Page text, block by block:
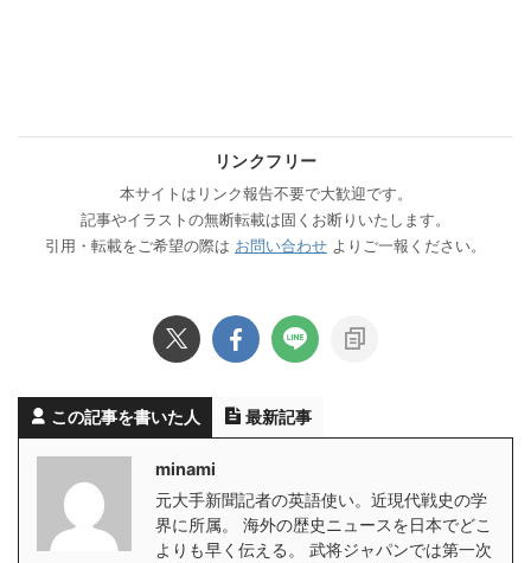
リンクフリー
本サイトはリンク報告不要で大歓迎です。
記事やイラストの無断転載は固くお断りいたします。
引用・転載をご希望の際は お問い合わせ よりご一報ください。
この記事を書いた人 最新記事
minami
元大手新聞記者の英語使い。近現代戦史の学
界に所属。 海外の歴史ニュースを日本でどこ
よりも早く伝える。 武将ジャパンでは第一次